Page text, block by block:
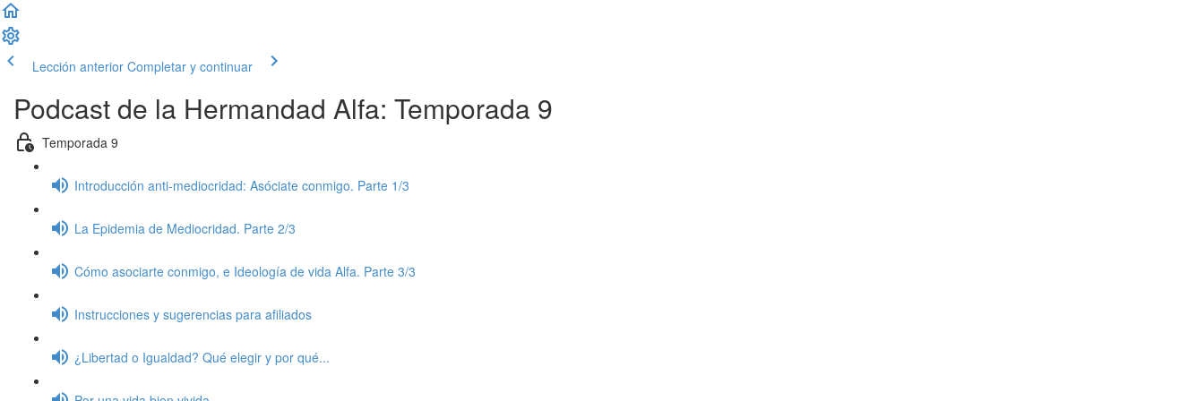
Lección anterior Completar y continuar
Podcast de la Hermandad Alfa: Temporada 9
Temporada 9
Introducción anti-mediocridad: Asóciate conmigo. Parte 1/3
La Epidemia de Mediocridad. Parte 2/3
Cómo asociarte conmigo, e Ideología de vida Alfa. Parte 3/3
Instrucciones y sugerencias para afiliados
¿Libertad o Igualdad? Qué elegir y por qué...